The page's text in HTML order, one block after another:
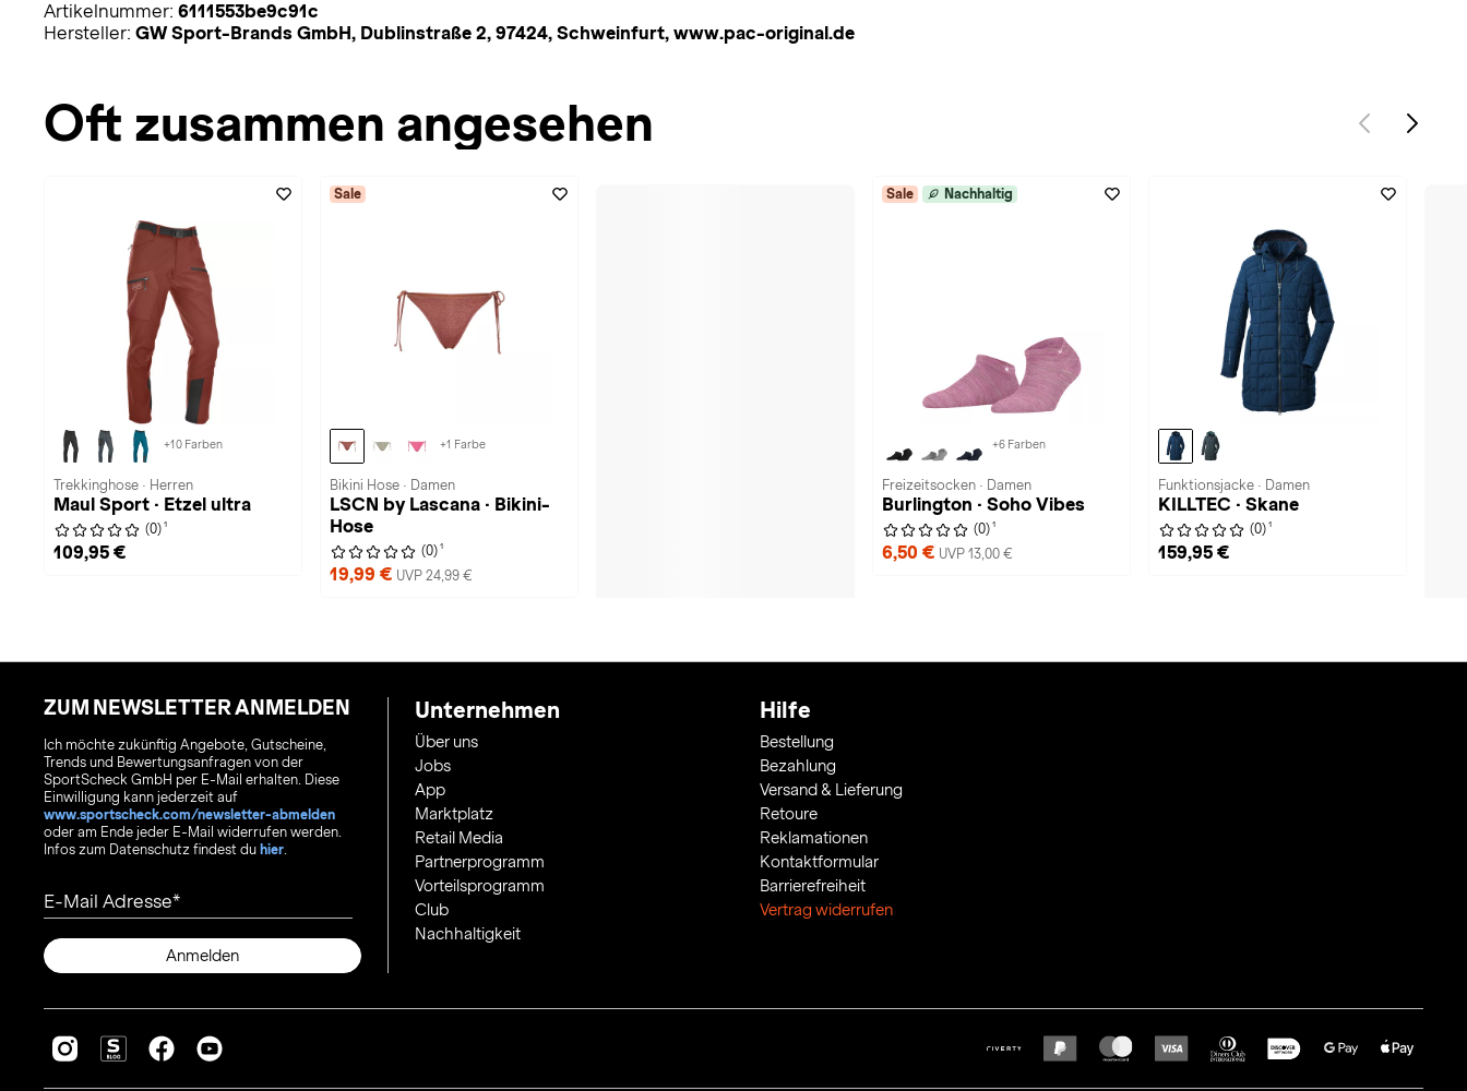
Artikelnummer: 6111553be9c91c
Hersteller: GW Sport-Brands GmbH, Dublinstraße 2, 97424, Schweinfurt, www.pac-original.de
Oft zusammen angesehen
+10 Farben
Trekkinghose · Herren
Maul Sport · Etzel ultra
(0) 1
109,95 €
Sale
+1 Farbe
Bikini Hose · Damen
LSCN by Lascana · Bikini-
Hose
(0) 1
19,99 € UVP 24,99 €
Sale Nachhaltig
+6 Farben
Freizeitsocken · Damen
Burlington · Soho Vibes
(0) 1
6,50 € UVP 13,00 €
Funktionsjacke · Damen
KILLTEC · Skane
(0) 1
159,95 €
ZUM NEWSLETTER ANMELDEN
Ich möchte zukünftig Angebote, Gutscheine,
Trends und Bewertungsanfragen von der
SportScheck GmbH per E-Mail erhalten. Diese
Einwilligung kann jederzeit auf
www.sportscheck.com/newsletter-abmelden
oder am Ende jeder E-Mail widerrufen werden.
Infos zum Datenschutz findest du hier.
E-Mail Adresse
Anmelden
Unternehmen
Über uns
Jobs
App
Marktplatz
Retail Media
Partnerprogramm
Vorteilsprogramm
Club
Nachhaltigkeit
Hilfe
Bestellung
Bezahlung
Versand & Lieferung
Retoure
Reklamationen
Kontaktformular
Barrierefreiheit
Vertrag widerrufen